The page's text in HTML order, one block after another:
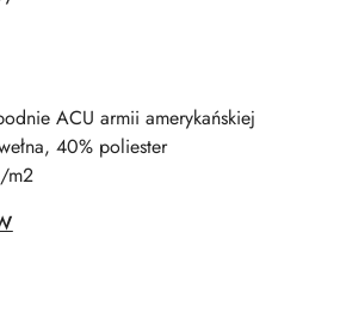
ACU armii amerykańskiej
40% poliester
m2